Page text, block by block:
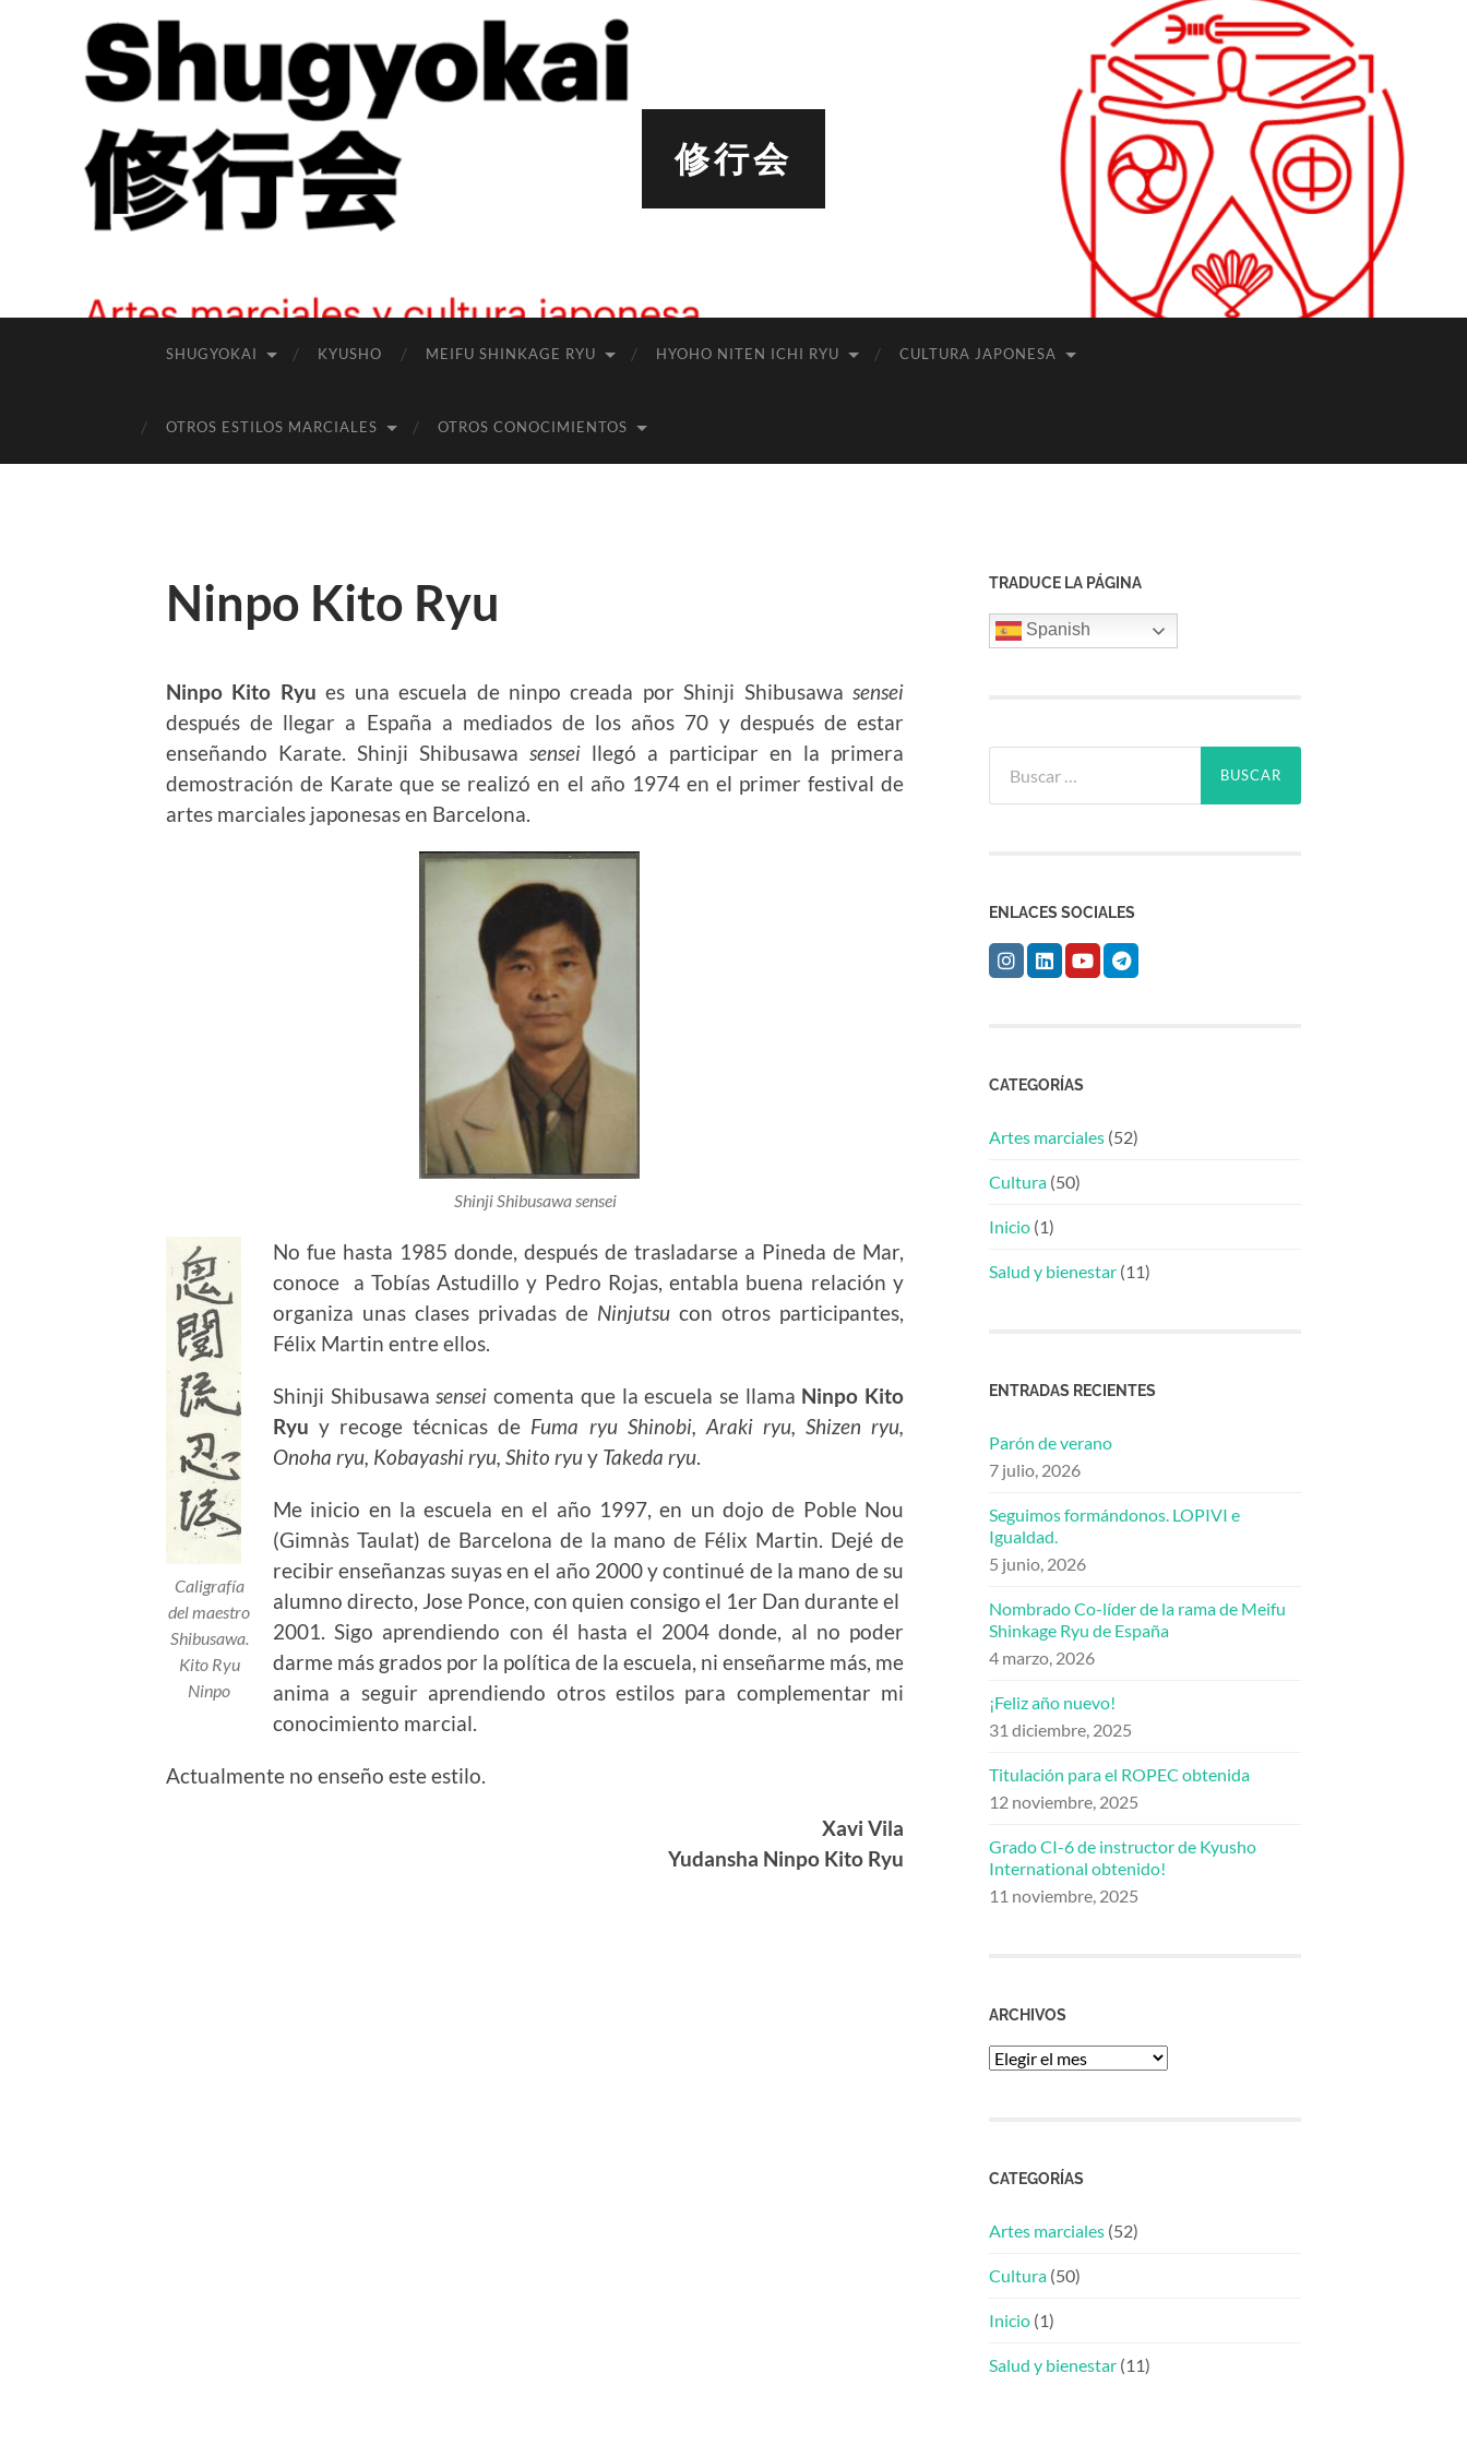
修行会
SHUGYOKAI KYUSHO MEIFU SHINKAGE RYU HYOHO NITEN ICHI RYU CULTURA JAPONESA
OTROS ESTILOS MARCIALES OTROS CONOCIMIENTOS
Ninpo Kito Ryu
Ninpo Kito Ryu es una escuela de ninpo creada por Shinji Shibusawa sensei
después de llegar a España a mediados de los años 70 y después de estar
enseñando Karate. Shinji Shibusawa sensei llegó a participar en la primera
demostración de Karate que se realizó en el año 1974 en el primer festival de
artes marciales japonesas en Barcelona.
Shinji Shibusawa sensei
Caligrafía
del maestro
Shibusawa.
Kito Ryu
Ninpo
No fue hasta 1985 donde, después de trasladarse a Pineda de Mar,
conoce a Tobías Astudillo y Pedro Rojas, entabla buena relación y
organiza unas clases privadas de Ninjutsu con otros participantes,
Félix Martin entre ellos.
Shinji Shibusawa sensei comenta que la escuela se llama Ninpo Kito
Ryu y recoge técnicas de Fuma ryu Shinobi, Araki ryu, Shizen ryu,
Onoha ryu, Kobayashi ryu, Shito ryuy Takeda ryu
Me inicio en la escuela en el año 1997, en un dojo de Poble Nou
(Gimnàs Taulat) de Barcelona de la mano de Félix Martin. Dejé de
recibir enseñanzas suyas en el año 2000 y continué de la mano de su
alumno directo, Jose Ponce, con quien consigo el 1er Dan durante el
2001. Sigo aprendiendo con él hasta el 2004 donde, al no poder
darme más grados por la política de la escuela, ni enseñarme más, me
anima a seguir aprendiendo otros estilos para complementar mi
conocimiento marcial.
Actualmente no enseño este estilo.
Xavi Vila
Yudansha Ninpo Kito Ryu
TRADUCE LA PÁGINA
Spanish
ENLACES SOCIALES
CATEGORÍAS
Artes marciales (52)
Cultura (50)
Inicio (1)
Salud y bienestar (11)
ENTRADAS RECIENTES
Parón de verano
7 julio, 2026
Seguimos formándonos. LOPIVI e
Igualdad.
5 junio, 2026
Nombrado Co-líder de la rama de Meifu
Shinkage Ryu de España
4 marzo, 2026
¡Feliz año nuevo!
31 diciembre, 2025
Titulación para el ROPEC obtenida
12 noviembre, 2025
Grado CI-6 de instructor de Kyusho
International obtenido!
11 noviembre, 2025
ARCHIVOS
Archivos
CATEGORÍAS
Artes marciales (52)
Cultura (50)
Inicio (1)
Salud y bienestar (11)